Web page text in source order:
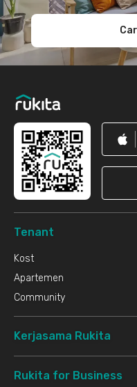
Tenant
Kost
Apartemen
Community
Kerjasama Rukita
Rukita for Business